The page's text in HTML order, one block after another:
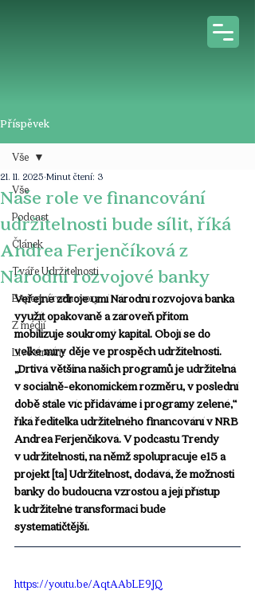
Příspěvek
Vše
Podcast
Článek
Tváře Udržitelnosti
Expertní rozhovory
Z médií
Live stream
Vše
Naše role ve financování
udržitelnosti bude sílit, říká
Andrea Ferjenčíková z
Národní rozvojové banky
21. 11. 2025 Minut čtení: 3
Veřejné zdroje umí Národní rozvojová banka
využít opakovaně a zároveň přitom
mobilizuje soukromý kapitál. Obojí se do
velké míry děje ve prospěch udržitelnosti.
„Drtivá většina našich programů je udržitelná
v sociálně-ekonomickém rozměru, v poslední
době stále víc přidáváme i programy zelené,“
říká ředitelka udržitelného financování v NRB
Andrea Ferjenčíková. V podcastu Trendy
v udržitelnosti, na němž spolupracuje e15 a
projekt [ta] Udržitelnost, dodává, že možnosti
banky do budoucna vzrostou a její přístup
k udržitelné transformaci bude
systematičtější.
https://youtu.be/AqtAAbLE9JQ